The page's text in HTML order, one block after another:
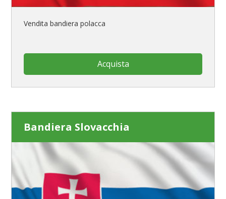
Vendita bandiera polacca
Acquista
Bandiera Slovacchia